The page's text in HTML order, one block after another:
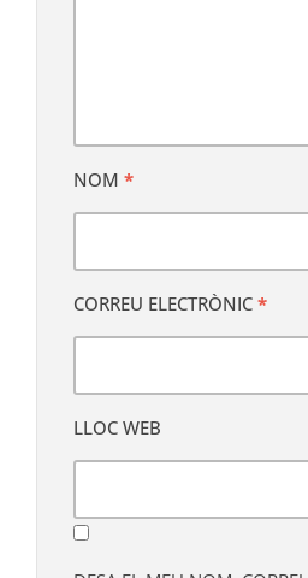
NOM *
CORREU ELECTRÒNIC *
LLOC WEB